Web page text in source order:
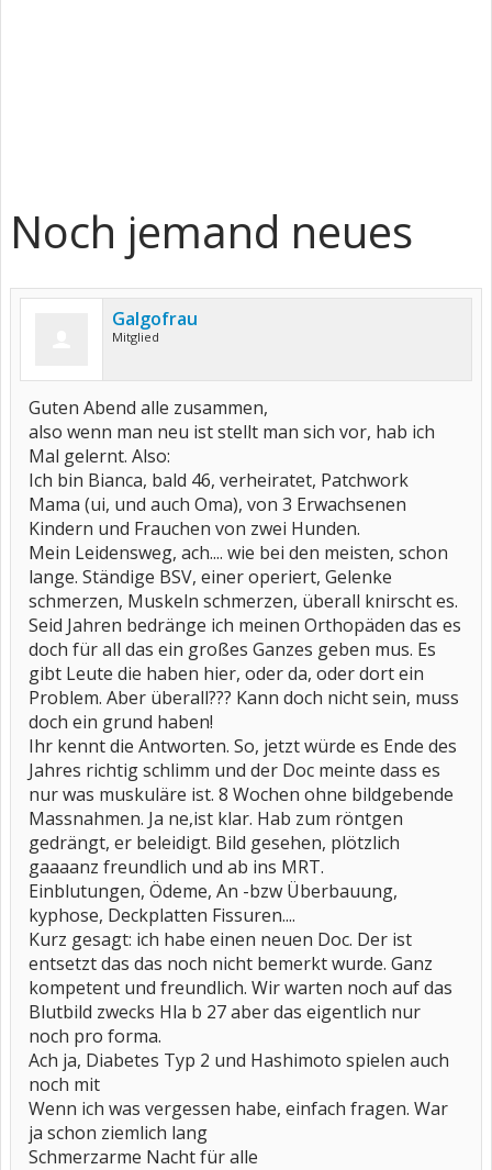
Noch jemand neues
Galgofrau
Mitglied
Guten Abend alle zusammen,
also wenn man neu ist stellt man sich vor, hab ich
Mal gelernt. Also:
Ich bin Bianca, bald 46, verheiratet, Patchwork
Mama (ui, und auch Oma), von 3 Erwachsenen
Kindern und Frauchen von zwei Hunden.
Mein Leidensweg, ach.... wie bei den meisten, schon
lange. Ständige BSV, einer operiert, Gelenke
schmerzen, Muskeln schmerzen, überall knirscht es.
Seid Jahren bedränge ich meinen Orthopäden das es
doch für all das ein großes Ganzes geben mus. Es
gibt Leute die haben hier, oder da, oder dort ein
Problem. Aber überall??? Kann doch nicht sein, muss
doch ein grund haben!
Ihr kennt die Antworten. So, jetzt würde es Ende des
Jahres richtig schlimm und der Doc meinte dass es
nur was muskuläre ist. 8 Wochen ohne bildgebende
Massnahmen. Ja ne,ist klar. Hab zum röntgen
gedrängt, er beleidigt. Bild gesehen, plötzlich
gaaaanz freundlich und ab ins MRT.
Einblutungen, Ödeme, An -bzw Überbauung,
kyphose, Deckplatten Fissuren....
Kurz gesagt: ich habe einen neuen Doc. Der ist
entsetzt das das noch nicht bemerkt wurde. Ganz
kompetent und freundlich. Wir warten noch auf das
Blutbild zwecks Hla b 27 aber das eigentlich nur
noch pro forma.
Ach ja, Diabetes Typ 2 und Hashimoto spielen auch
noch mit
Wenn ich was vergessen habe, einfach fragen. War
ja schon ziemlich lang
Schmerzarme Nacht für alle